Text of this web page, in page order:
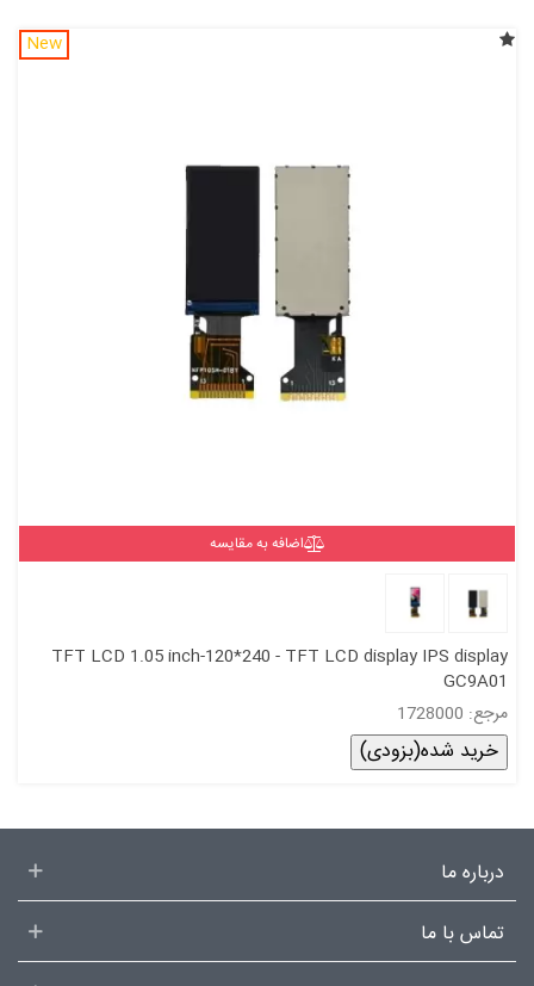
New
اضافه به مقایسه
TFT LCD 1.05 inch-120*240 - TFT LCD display IPS display
GC9A01
مرجع: 1728000
خرید شده(بزودی)
درباره ما
تماس با ما